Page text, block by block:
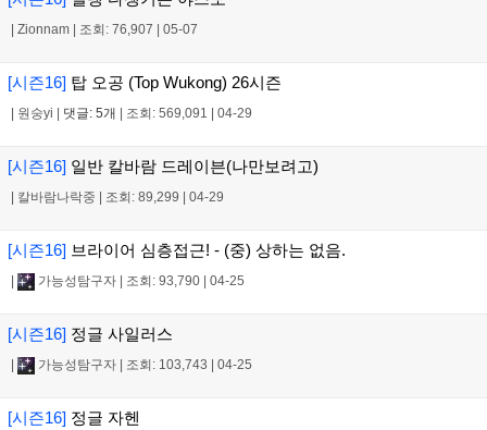
| Zionnam | 조회: 76,907 | 05-07
[시즌16] 탑 오공 (Top Wukong) 26시즌
| 원숭yi | 댓글: 5개 | 조회: 569,091 | 04-29
[시즌16] 일반 칼바람 드레이븐(나만보려고)
| 칼바람나락중 | 조회: 89,299 | 04-29
[시즌16] 브라이어 심층접근! - (중) 상하는 없음.
| 가능성탐구자 | 조회: 93,790 | 04-25
[시즌16] 정글 사일러스
| 가능성탐구자 | 조회: 103,743 | 04-25
[시즌16] 정글 자헨